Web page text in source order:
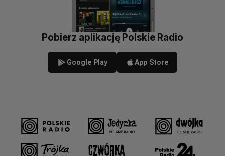
Pobierz aplikację Polskie Radio
Google Play App Store